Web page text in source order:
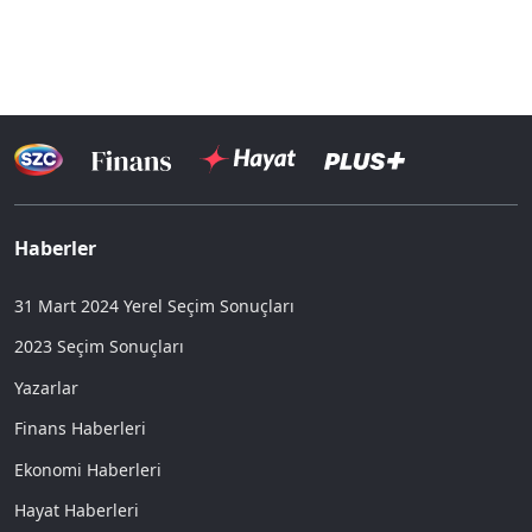
Haberler
31 Mart 2024 Yerel Seçim Sonuçları
2023 Seçim Sonuçları
Yazarlar
Finans Haberleri
Ekonomi Haberleri
Hayat Haberleri